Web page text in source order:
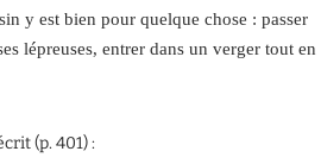
y est bien pour quelque chose : passer
lépreuses, entrer dans un verger tout en
(p. 401) :